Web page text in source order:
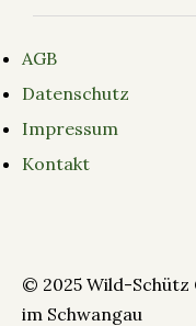
AGB
Datenschutz
Impressum
Kontakt
© 2025 Wild-Schütz
im Schwangau